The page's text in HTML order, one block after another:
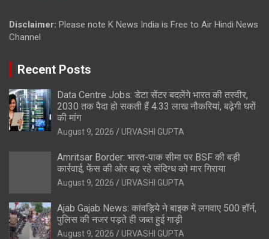
Disclaimer: Please note K News India is Free to Air Hindi News
Channel
Recent Posts
Data Centre Jobs: डेटा सेंटर बदलेंगे भारत की तस्वीर,
2030 तक पैदा हो सकती हैं 4.33 लाख नौकरियां, बढ़ेगी घरों
की मांग
August 9, 2026 URVASHI GUPTA
Amritsar Border: भारत-पाक सीमा पर BSF की बड़ी
कार्रवाई, फेंस की ओर बढ़ रहे संदिग्ध को मार गिराया
August 9, 2026 URVASHI GUPTA
Ajab Gajab News: कांवड़िये ने बाइक में लगवाए 500 हॉर्न,
पुलिस की नजर पड़ते ही जब्त हुई गाड़ी
August 9, 2026 URVASHI GUPTA